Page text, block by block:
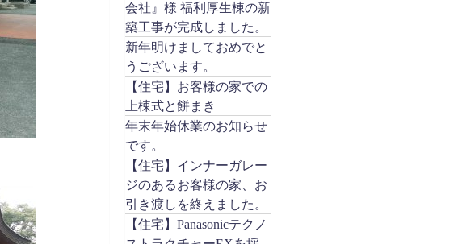
会社』様 福利厚生棟の新
築工事が完成しました。
新年明けましておめでと
うございます。
【住宅】お客様の家での
上棟式と餅まき
年末年始休業のお知らせ
です。
【住宅】インナーガレー
ジのあるお客様の家、お
引き渡しを終えました。
【住宅】Panasonicテクノ